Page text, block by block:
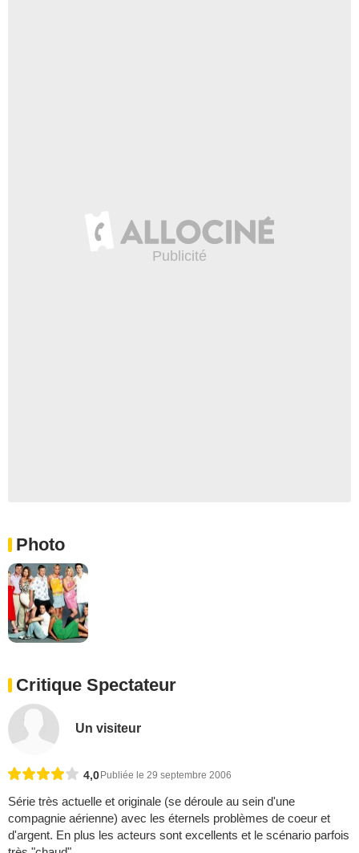
Photo
Critique Spectateur
Un visiteur
4,0 Publiée le 29 septembre 2006
Série très actuelle et originale (se déroule au sein d'une
compagnie aérienne) avec les éternels problèmes de coeur et
d'argent. En plus les acteurs sont excellents et le scénario parfois